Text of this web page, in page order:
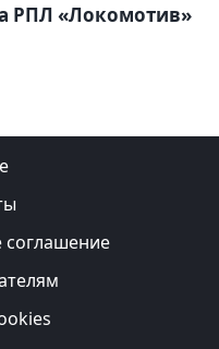
РПЛ «Локомотив»
соглашение